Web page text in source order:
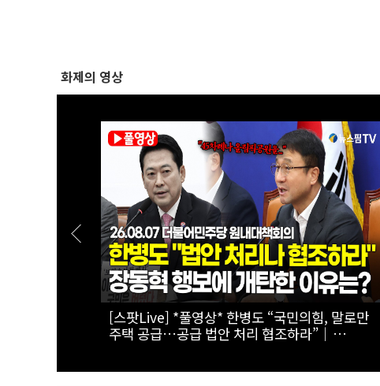
화제의 영상
[스팟Live] *풀영상* "부동산 지옥 고집한다
면!"...李대통령 향한 장동혁의 서슬퍼런 일갈 |